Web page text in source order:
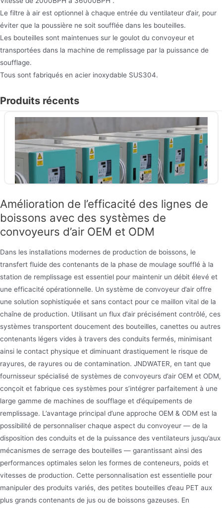
Le filtre à air est optionnel à chaque entrée du ventilateur d’air, pour
éviter que la poussière ne soit soufflée dans les bouteilles.
Les bouteilles sont maintenues sur le goulot du convoyeur et
transportées dans la machine de remplissage par la puissance de
soufflage.
Tous sont fabriqués en acier inoxydable SUS304.
Produits récents
Refroidisseur d’eau
Le refroidisseur d’eau JNDWATER est un appareil
qui fournit de l’eau de refroidissement à
température constante, à débit constant et à
pression constante. Il peut produire de l’eau glacée
en dessous de la température ambiante, obtenant
ainsi l’effet d’un refroidissement direct ou d’un
échange de chaleur indirect. Il est largement utilisé
dans l’électronique, le nettoyage par ultrasons, les
plastiques, l’alimentation, la médecine, la
galvanoplastie et d’autres industries.
Amélioration de l’efficacité des lignes de
boissons avec des systèmes de
convoyeurs d’air OEM et ODM
Dans les installations modernes de production de boissons, le
transfert fluide des contenants de la phase de moulage soufflé à la
station de remplissage est essentiel pour maintenir un débit élevé et
une efficacité opérationnelle. Un système de convoyeur d’air offre
une solution sophistiquée et sans contact pour ce maillon vital de la
chaîne de production. Utilisant un flux d’air précisément contrôlé, ces
systèmes transportent doucement des bouteilles, canettes ou autres
contenants légers vides à travers des conduits fermés, minimisant
ainsi le contact physique et diminuant drastiquement le risque de
rayures, de rayures ou de contamination. JNDWATER, en tant que
fournisseur spécialisé de systèmes de convoyeurs d’air OEM et ODM,
conçoit et fabrique ces systèmes pour s’intégrer parfaitement à une
large gamme de machines de soufflage et d’équipements de
remplissage. L’avantage principal d’une approche OEM & ODM est la
possibilité de personnaliser chaque aspect du convoyeur — de la
disposition des conduits et de la puissance des ventilateurs jusqu’aux
mécanismes de serrage des bouteilles — garantissant ainsi des
performances optimales selon les formes de conteneurs, poids et
vitesses de production. Cette personnalisation est essentielle pour
manipuler des produits variés, des petites bouteilles d’eau PET aux
plus grands contenants de jus ou de boissons gazeuses. En